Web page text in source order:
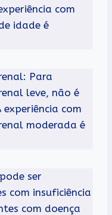
com
idade é
Para
leve, não é
experiência com
moderada é
ser
com insuficiência
com doença